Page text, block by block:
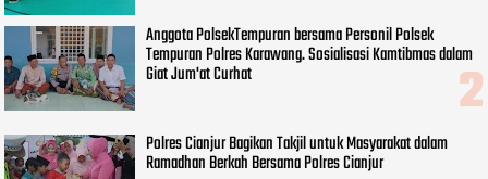
Anggota PolsekTempuran bersama Personil Polsek
Tempuran Polres Karawang. Sosialisasi Kamtibmas dalam
Giat Jum'at Curhat
Polres Cianjur Bagikan Takjil untuk Masyarakat dalam
Ramadhan Berkah Bersama Polres Cianjur